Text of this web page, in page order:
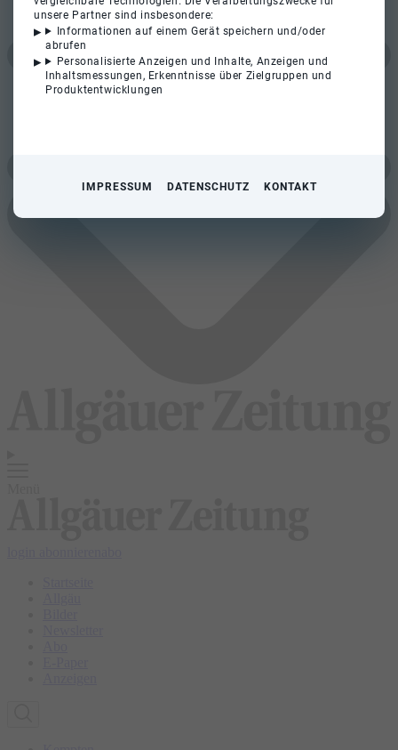
unsere Partner sind insbesondere:
Informationen auf einem Gerät speichern und/oder
abrufen
Personalisierte Anzeigen und Inhalte, Anzeigen und
Inhaltsmessungen, Erkenntnisse über Zielgruppen und
Produktentwicklungen
IMPRESSUM DATENSCHUTZ KONTAKT